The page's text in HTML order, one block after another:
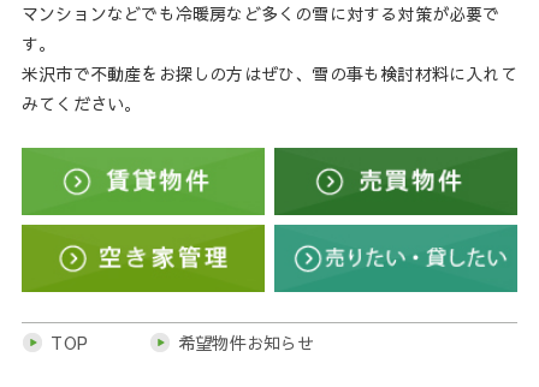
マンションなどでも冷暖房など多くの雪に対する対策が必要で
す。
米沢市で不動産をお探しの方はぜひ、雪の事も検討材料に入れて
みてください。
TOP 希望物件お知らせ